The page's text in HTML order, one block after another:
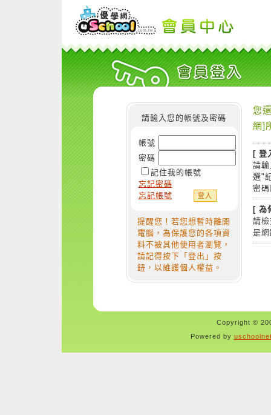
請輸入您的帳號及密碼
帳號
密碼
記住我的帳號
忘記密碼
忘記帳號
提醒您！若您想暫時離開
電腦，為保護您的各項資
料不被其他使用者瀏覽，
請記得按下「登出」按
鈕，以維護個人權益。
您
網]
[ 登
請
選"
密
[ 為
請
是
Copyright ©
Powered by